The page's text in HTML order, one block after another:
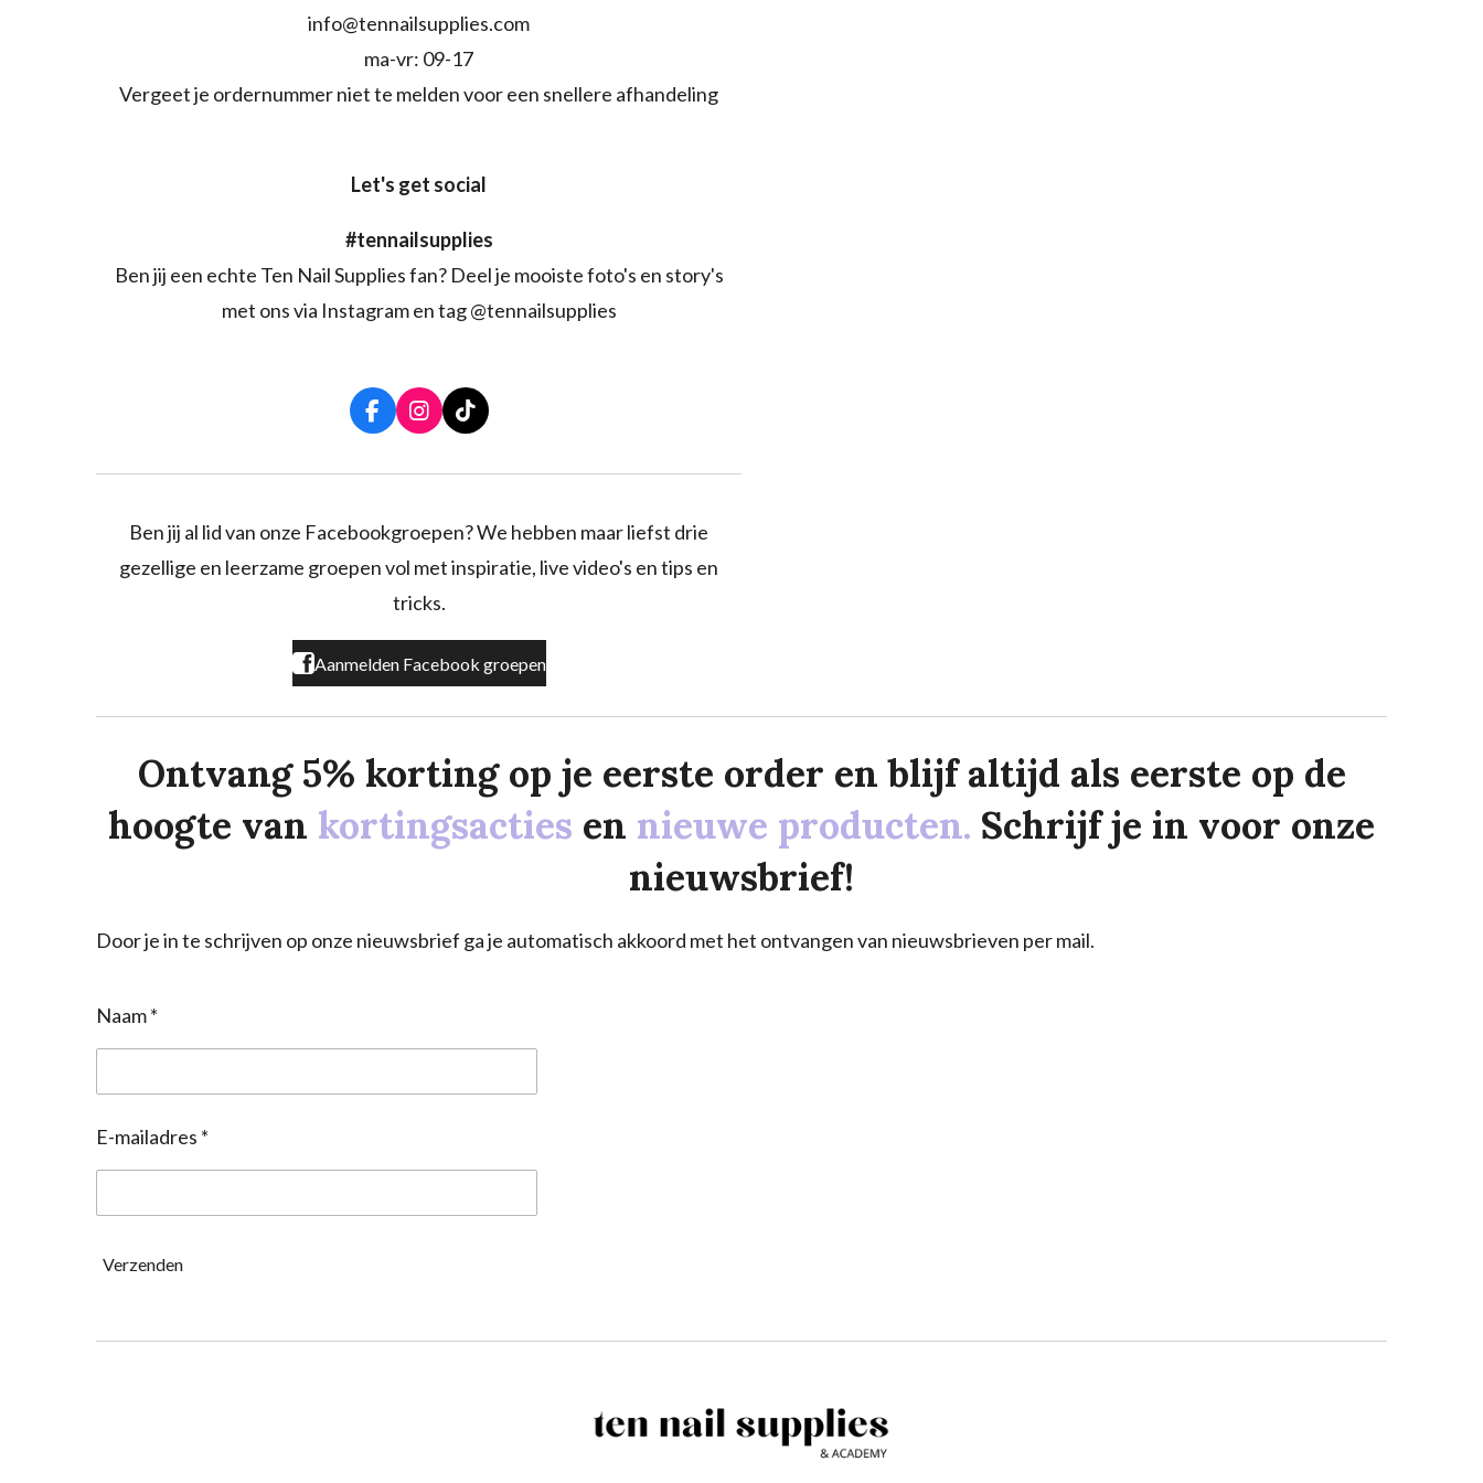
info@tennailsupplies.com
ma-vr: 09-17
Vergeet je ordernummer niet te melden voor een snellere afhandeling
Let's get social
#tennailsupplies
Ben jij een echte Ten Nail Supplies fan? Deel je mooiste foto's en story's
met ons via Instagram en tag @tennailsupplies
F
a
o
k
I
n
r
a
T
i
k
Ben jij al lid van onze Facebookgroepen? We hebben maar liefst drie
gezellige en leerzame groepen vol met inspiratie, live video's en tips en
tricks.
Aanmelden Facebook groepen
Ontvang 5% korting op je eerste order en blijf altijd als eerste op de
hoogte van kortingsacties en nieuwe producten. Schrijf je in voor onze
nieuwsbrief!
Door je in te schrijven op onze nieuwsbrief ga je automatisch akkoord met het ontvangen van nieuwsbrieven per mail.
Naam *
E-mailadres *
Verzenden